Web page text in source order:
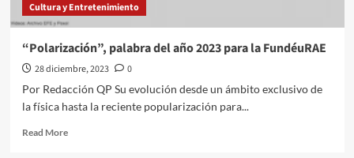
de
30
pesos
con
recursos
competir
en
Cultura y Entretenimiento
“Polarización”, palabra del año 2023 para la FundéuRAE
28 diciembre, 2023
0
Por Redacción QP Su evolución desde un ámbito exclusivo de
la física hasta la reciente popularización para...
Read MoreRead